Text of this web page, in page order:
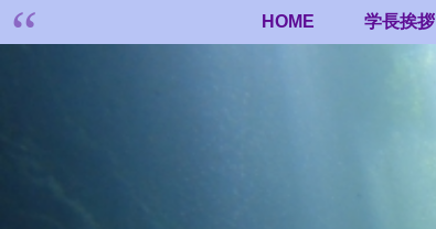
HOME 学長挨拶